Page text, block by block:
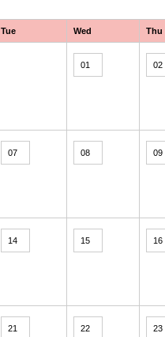
Tue Wed Thu
01 02
07 08 09
14 15 16
21 22 23